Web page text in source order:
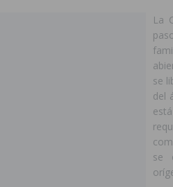
del municipio con nuevas
para pedir responsabilidades y
la seguridad y la continuidad
La
se
del
se